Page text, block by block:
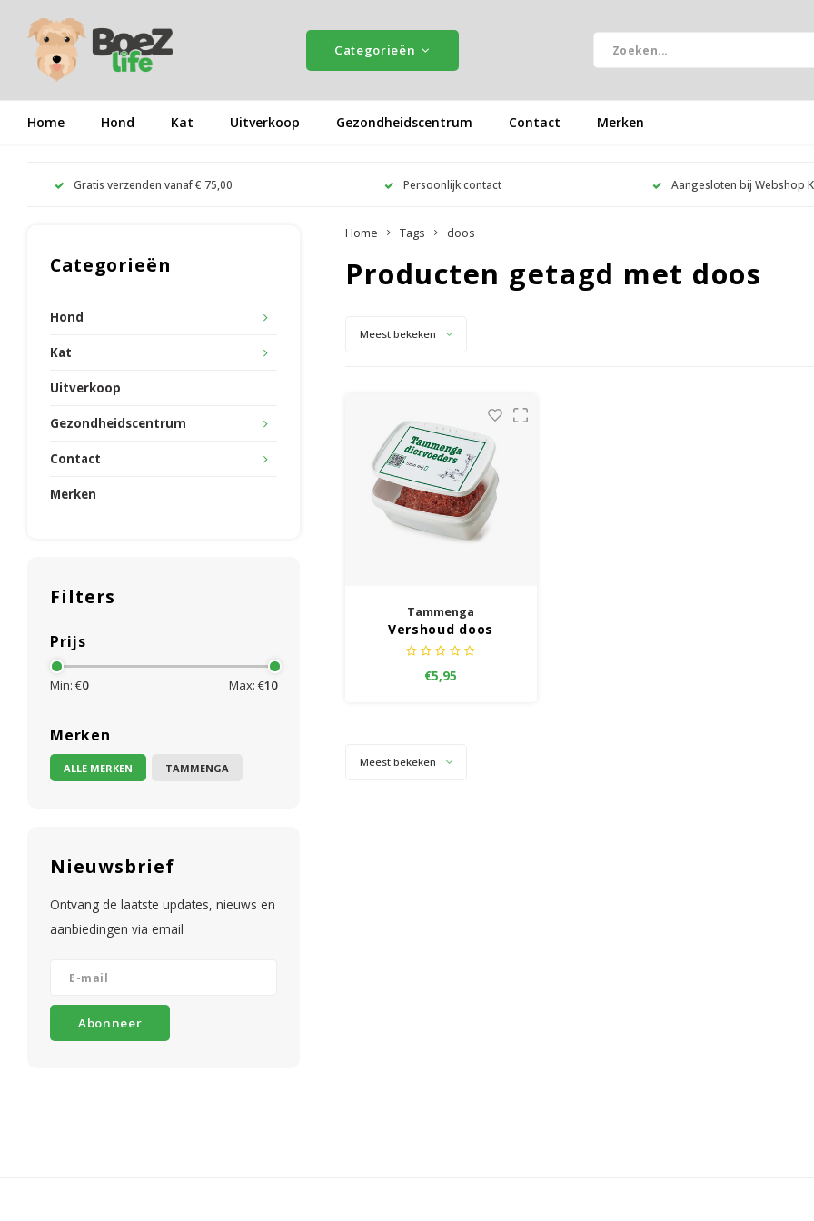
Categorieën
Home Hond Kat Uitverkoop Gezondheidscentrum Contact Merken
Gratis verzenden vanaf € 75,00 Persoonlijk contact Aangesloten bij Webshop
Categorieën
Hond
Kat
Uitverkoop
Gezondheidscentrum
Contact
Merken
Filters
Prijs
Min: €0 Max: €10
Merken
ALLE MERKEN TAMMENGA
Nieuwsbrief
Ontvang de laatste updates, nieuws en
aanbiedingen via email
Abonneer
Home Tags doos
Producten getagd met doos
Meest bekeken
Tammenga
Vershoud doos
€5,95
Meest bekeken